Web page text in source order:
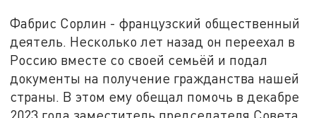
Фабрис Сорлин - французский общественный
деятель. Несколько лет назад он переехал в
Россию вместе со своей семьёй и подал
документы на получение гражданства нашей
страны. В этом ему обещал помочь в декабре